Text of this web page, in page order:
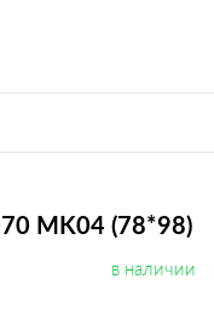
MK04 (78*98)
в наличии